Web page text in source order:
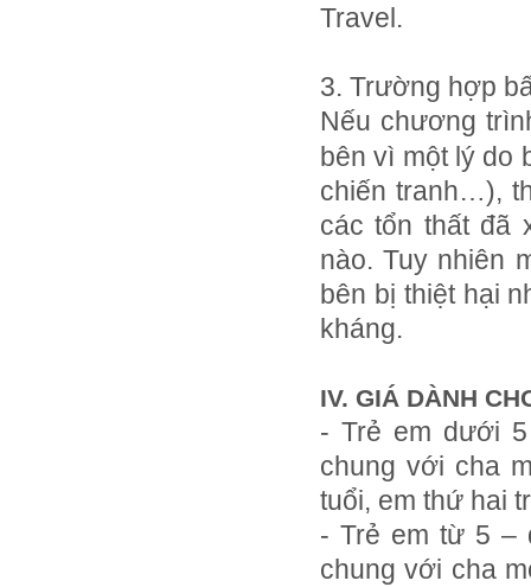
Travel.
3. Trường hợp
Nếu chương
bên vì một lý do
chiến tranh…),
các tổn thất đã
nào. Tuy nhiên
bên bị thiệt hại
kháng.
IV. GIÁ DÀNH
- Trẻ em dưới
chung với cha
tuổi, em thứ hai
- Trẻ em từ 5 –
chung với cha